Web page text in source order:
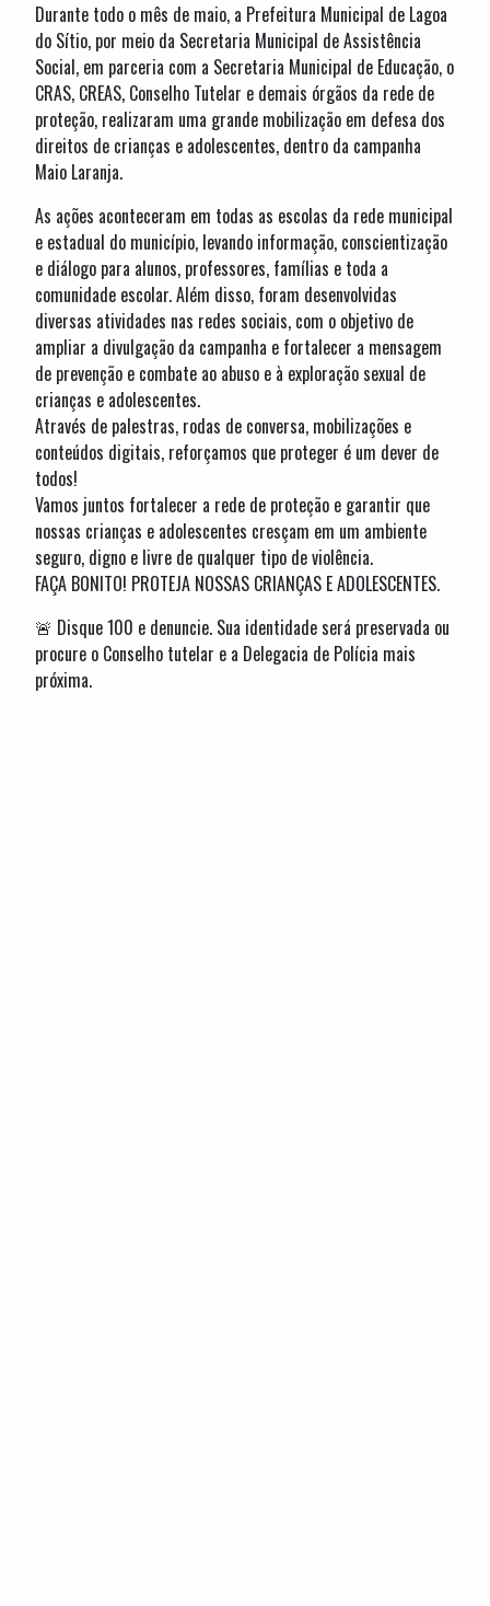
Durante todo o mês de maio, a Prefeitura Municipal de Lagoa
do Sítio, por meio da Secretaria Municipal de Assistência
Social, em parceria com a Secretaria Municipal de Educação, o
CRAS, CREAS, Conselho Tutelar e demais órgãos da rede de
proteção, realizaram uma grande mobilização em defesa dos
direitos de crianças e adolescentes, dentro da campanha
Maio Laranja.
As ações aconteceram em todas as escolas da rede municipal
e estadual do município, levando informação, conscientização
e diálogo para alunos, professores, famílias e toda a
comunidade escolar. Além disso, foram desenvolvidas
diversas atividades nas redes sociais, com o objetivo de
ampliar a divulgação da campanha e fortalecer a mensagem
de prevenção e combate ao abuso e à exploração sexual de
crianças e adolescentes.
Através de palestras, rodas de conversa, mobilizações e
conteúdos digitais, reforçamos que proteger é um dever de
todos!
Vamos juntos fortalecer a rede de proteção e garantir que
nossas crianças e adolescentes cresçam em um ambiente
seguro, digno e livre de qualquer tipo de violência.
FAÇA BONITO! PROTEJA NOSSAS CRIANÇAS E ADOLESCENTES.
🚨 Disque 100 e denuncie. Sua identidade será preservada ou
procure o Conselho tutelar e a Delegacia de Polícia mais
próxima.